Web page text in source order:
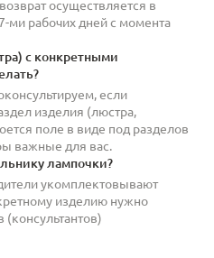
осуществляется в
ми рабочих дней с момента
с конкретными
если
изделия (люстра,
поле в виде под разделов
важные для вас.
лампочки?
укомплектовывают
изделию нужно